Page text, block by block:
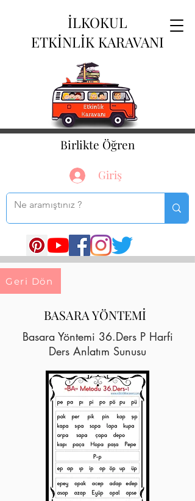
İLKOKUL
ETKİNLİK KARAVANI
Birlikte Öğren
Giriş
Geri Dön
BASARA YÖNTEMİ
Basara Yöntemi 36.Ders P Harfi
Ders Anlatım Sunusu